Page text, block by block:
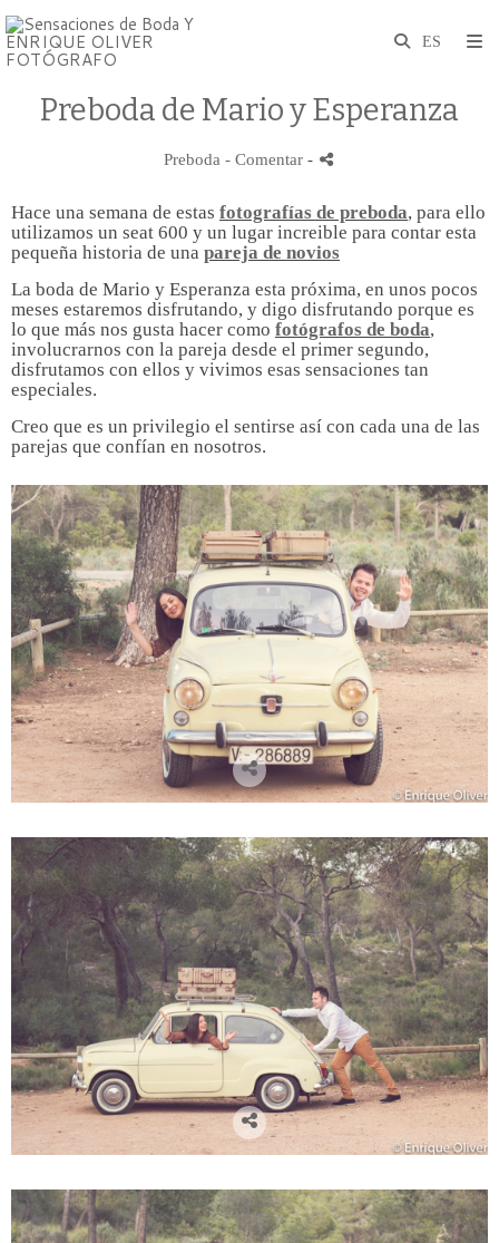
Preboda de Mario y Esperanza
Preboda - Comentar -
Hace una semana de estas fotografías de preboda, para ello
utilizamos un seat 600 y un lugar increible para contar esta
pequeña historia de una pareja de novios
La boda de Mario y Esperanza esta próxima, en unos pocos
meses estaremos disfrutando, y digo disfrutando porque es
lo que más nos gusta hacer como fotógrafos de boda,
involucrarnos con la pareja desde el primer segundo,
disfrutamos con ellos y vivimos esas sensaciones tan
especiales.
Creo que es un privilegio el sentirse así con cada una de las
parejas que confían en nosotros.